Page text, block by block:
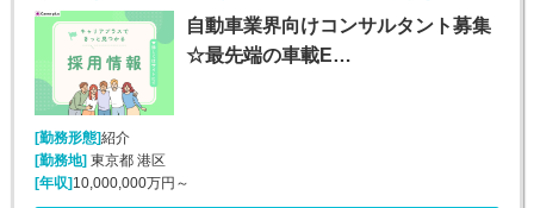
自動車業界向けコンサルタント募集
☆最先端の車載E…
[勤務形態]紹介
[勤務地]東京都 港区
[年収]10,000,000万円～